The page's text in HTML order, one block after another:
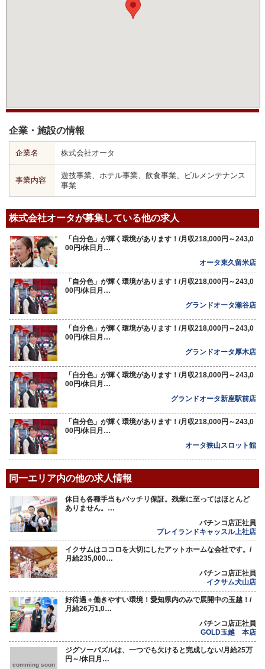
企業・施設の情報
企業名 株式会社オータ
事業内容
遊技事業、ホテル事業、飲食事業、ビルメンテナンス
事業
株式会社オータが募集している他の求人
「自分色」が輝く環境があります！/月収218,000円～243,0
00円/休日月…
オータ東久留米店
「自分色」が輝く環境があります！/月収218,000円～243,0
00円/休日月…
グランドオータ瀬谷店
「自分色」が輝く環境があります！/月収218,000円～243,0
00円/休日月…
グランドオータ厚木店
「自分色」が輝く環境があります！/月収218,000円～243,0
00円/休日月…
グランドオータ新座駅前店
「自分色」が輝く環境があります！/月収218,000円～243,0
00円/休日月…
オータ狭山スロット館
同一エリア内の他の求人情報
休日も各種手当もバッチリ保証。残業に至ってはほとんど
ありません。…
パチンコ店正社員
プレイランドキャッスル上社店
イクサムはココロを大切にしたアットホームな会社です。/
月給235,000…
パチンコ店正社員
イクサム犬山店
好待遇＋働きやすい環境！愛知県内のみで展開中の玉越！/
月給26万1,0…
パチンコ店正社員
GOLD玉越 本店
comming soon
ジグソーパズルは、一つでも欠けると完成しない/月給25万
円～/休日月…